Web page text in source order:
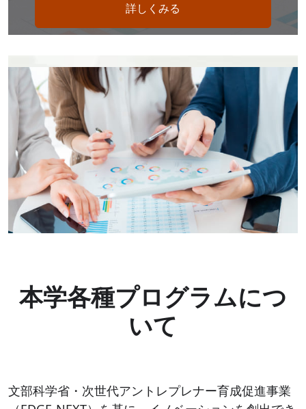
詳しくみる
本学各種プログラムにつ
いて
文部科学省・次世代アントレプレナー育成促進事業